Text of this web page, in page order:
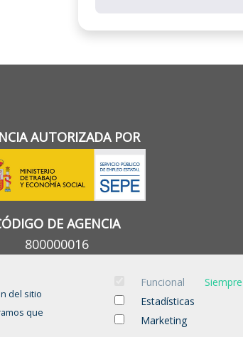
AUTORIZADA POR
DE AGENCIA
800000016
del sitio
que
Funcional
Estadísticas
Marketing